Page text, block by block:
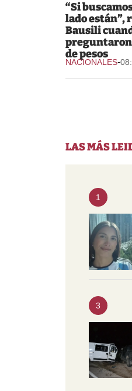
“Si
lado están”,
Bausili
de pesos
NACIONALES-
LAS MÁS
1
3